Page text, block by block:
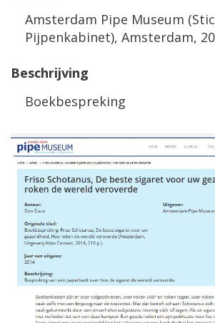
Amsterdam Pipe Museum
Pijpenkabinet), Amsterdam,
Beschrijving
Boekbespreking